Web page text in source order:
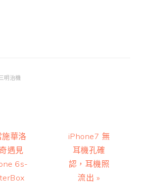
明治機
施華洛
遇見
6s-
Next
Post:
iPhone7 無
耳機孔確
認，耳機照
流出 »